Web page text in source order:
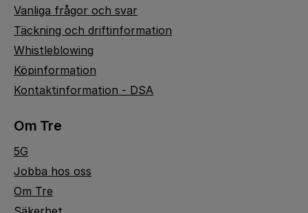
Vanliga frågor och svar
Täckning och driftinformation
Whistleblowing
Köpinformation
Kontaktinformation - DSA
Om Tre
5G
Jobba hos oss
Om Tre